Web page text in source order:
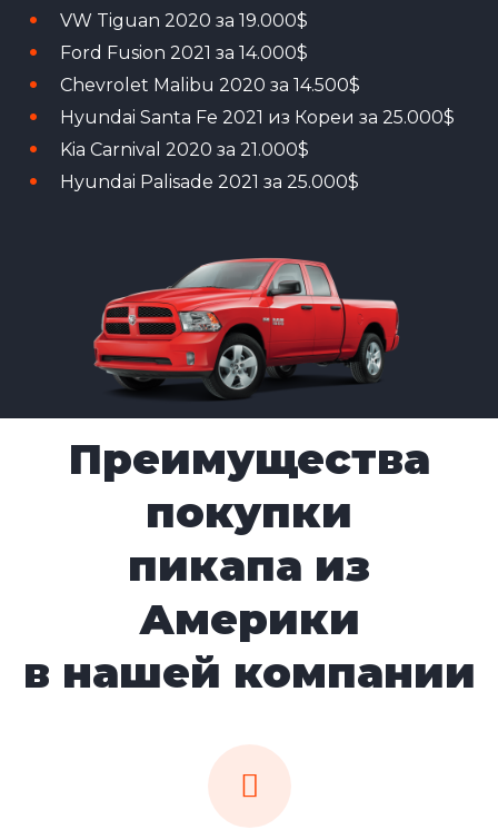
VW Tiguan 2020 за 19.000$
Ford Fusion 2021 за 14.000$
Chevrolet Malibu 2020 за 14.500$
Hyundai Santa Fe 2021 из Кореи за 25.000$
Kia Carnival 2020 за 21.000$
Hyundai Palisade 2021 за 25.000$
Преимущества
покупки
пикапа из
Америки
в нашей компании